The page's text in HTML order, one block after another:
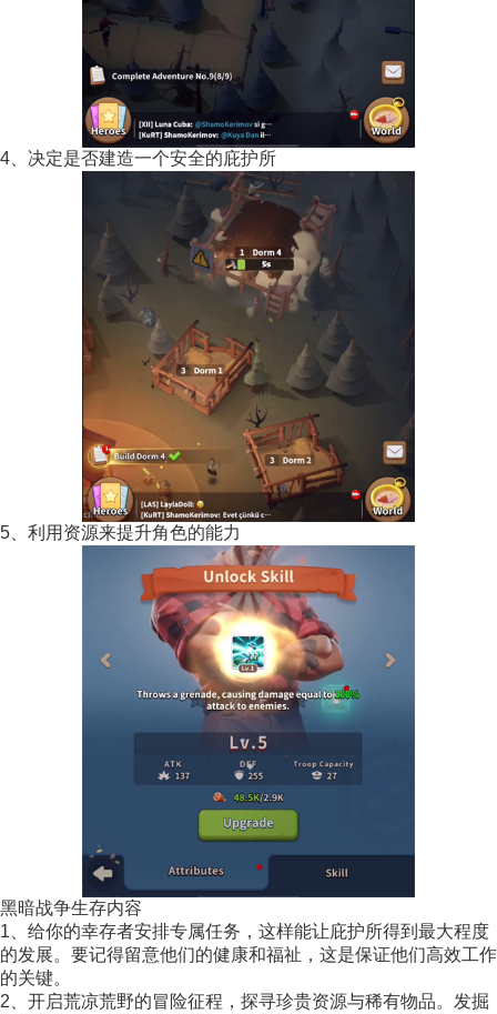
4、决定是否建造一个安全的庇护所
5、利用资源来提升角色的能力
黑暗战争生存内容
1、给你的幸存者安排专属任务，这样能让庇护所得到最大程度
的发展。要记得留意他们的健康和福祉，这是保证他们高效工作
的关键。
2、开启荒凉荒野的冒险征程，探寻珍贵资源与稀有物品。发掘